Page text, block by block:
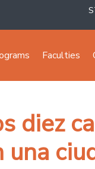
Faculties
diez